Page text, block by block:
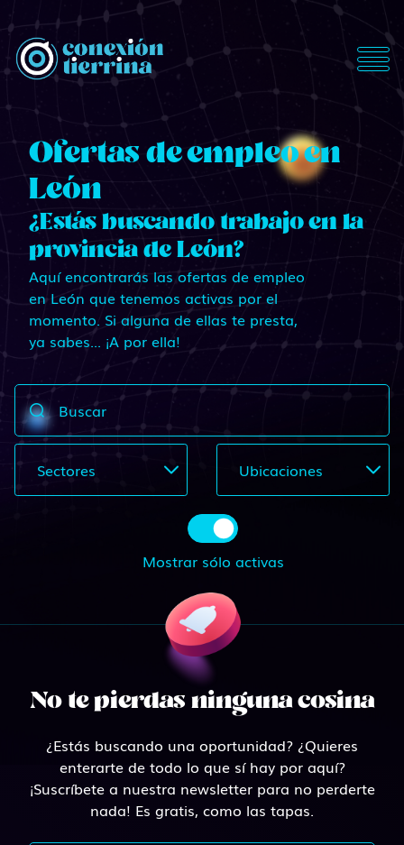
ConexionTierrina
Ofertas de empleo en
León
¿Estás buscando trabajo en la
provincia de León?
Aquí encontrarás las ofertas de empleo
en León que tenemos activas por el
momento. Si alguna de ellas te presta,
ya sabes... ¡A por ella!
Buscar
Sectores Ubicaciones
Mostrar sólo activas
No te pierdas ninguna cosina
¿Estás buscando una oportunidad? ¿Quieres
enterarte de todo lo que sí hay por aquí?
¡Suscríbete a nuestra newsletter para no perderte
nada! Es gratis, como las tapas.